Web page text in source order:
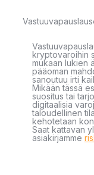
kryptovaroihin
mukaan lukien
pääoman
sanoutuu irti
Mikään tässä
suositus tai
digitaalisia
taloudellinen
kehotetaan
Saat kattavan
asiakirjamme